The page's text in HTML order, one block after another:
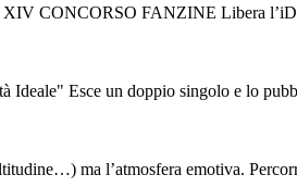
CONCORSO FANZINE Libera
Esce un doppio singolo e lo
ma l’atmosfera emotiva.